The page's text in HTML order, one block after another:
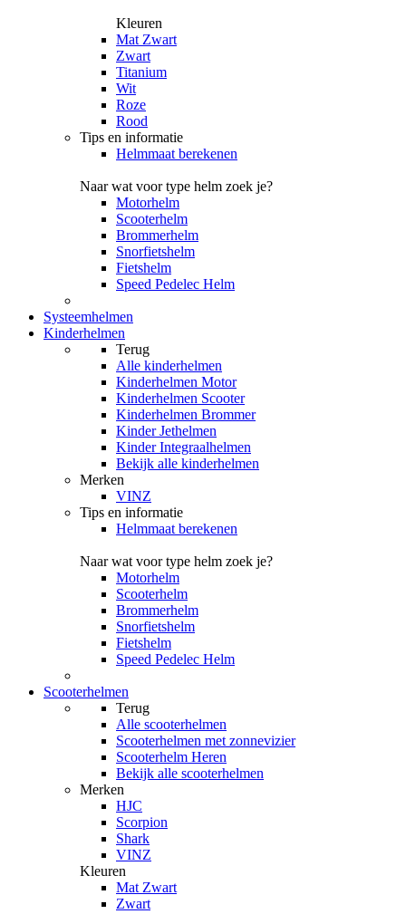
Kleuren
Mat Zwart
Zwart
Titanium
Wit
Roze
Rood
Tips en informatie
Helmmaat berekenen
Naar wat voor type helm zoek je?
Motorhelm
Scooterhelm
Brommerhelm
Snorfietshelm
Fietshelm
Speed Pedelec Helm
Systeemhelmen
Kinderhelmen
Terug
Alle kinderhelmen
Kinderhelmen Motor
Kinderhelmen Scooter
Kinderhelmen Brommer
Kinder Jethelmen
Kinder Integraalhelmen
Bekijk alle kinderhelmen
Merken
VINZ
Tips en informatie
Helmmaat berekenen
Naar wat voor type helm zoek je?
Motorhelm
Scooterhelm
Brommerhelm
Snorfietshelm
Fietshelm
Speed Pedelec Helm
Scooterhelmen
Terug
Alle scooterhelmen
Scooterhelmen met zonnevizier
Scooterhelm Heren
Bekijk alle scooterhelmen
Merken
HJC
Scorpion
Shark
VINZ
Kleuren
Mat Zwart
Zwart